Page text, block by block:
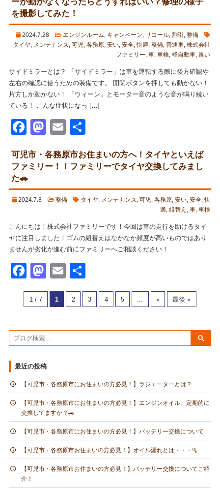
を撮影してみた！
2024.7.28 エンジンルーム キャンペーン リコール, 割引
整備
タイヤ
メンテナンス 可児 各務原, 安い, 安全,快適 整備, 普通車, 株式会社
ファミリー 車, 車検 軽自動車, 速い
サイドミラーとは？ 「サイドミラー」は車を運転する際に後方確認や
左右の確認に使うための装備です。 開閉ボタンを押しても動かない！
片方しか動かない！ 「ウィーン」とモーター音のような音が鳴り続い
ている！ こんな症状になっ […]
Facebook
Mastodon
Email
可児市・各務原市お住まいの方へ！タイヤといえば
ファミリー！！ファミリーでタイヤ交換してみまし
た🚗
2024.7.8 整備 タイヤ, メンテナンス, 可児, 各務原, 安い, 安全,快
適, 組替え , 車, 車検
こんにちは！株式会社ファミリーです！今回は車の走行を助けるタイ
ヤに注目しました！ゴムの組替えはなかなか頻度が高いものではあり
ませんが劣化が進む前にファミリーへご相談ください！
Facebook
Mastodon
Email
有
1 / 7 1 2 3 4 5 » 最後 »
最近の投稿
【可児市・各務原市にお住まいの方必見！】ラジエーターとは？
【可児市・各務原市にお住まいの方必見！】エンジンオイル、定期的に
交換してますか？🚗
【可児市・各務原市にお住まいの方必見！】バッテリー交換について
【可児市・各務原市お住まいの方必見！】オイル漏れとは・・・🫗
【可児市・各務原市お住まいの方必見！】バッテリー交換についてご紹
介！